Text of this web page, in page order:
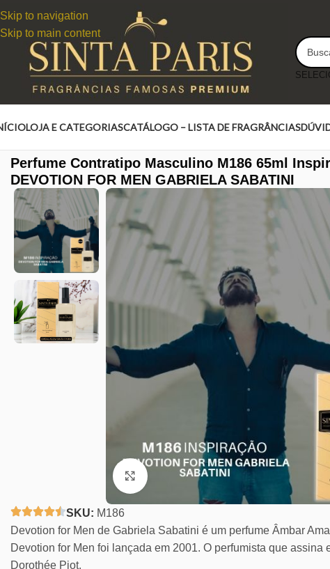
Skip to navigation
Skip to main content
LOJA E CATEGORIASCATÁLOGO – LISTA DE FRAGRÂNCIAS
Perfume Contratipo Masculino M186 65ml
DEVOTION FOR MEN GABRIELA SABATINI
Clique para ampliar
SKU: M186
Devotion for Men de Gabriela Sabatini é um perfume Âmbar
Devotion for Men foi lançada em 2001. O perfumista que assina
Dorothée Piot.